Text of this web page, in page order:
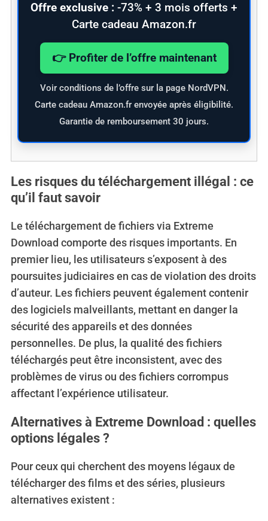
Offre exclusive : -73% + 3 mois offerts +
Carte cadeau Amazon.fr
👉 Profiter de l’offre maintenant
Voir conditions de l’offre sur la page NordVPN.
Carte cadeau Amazon.fr envoyée après éligibilité.
Garantie de remboursement 30 jours.
Les risques du téléchargement illégal : ce
qu’il faut savoir
Le téléchargement de fichiers via Extreme
Download comporte des risques importants. En
premier lieu, les utilisateurs s’exposent à des
poursuites judiciaires en cas de violation des droits
d’auteur. Les fichiers peuvent également contenir
des logiciels malveillants, mettant en danger la
sécurité des appareils et des données
personnelles. De plus, la qualité des fichiers
téléchargés peut être inconsistent, avec des
problèmes de virus ou des fichiers corrompus
affectant l’expérience utilisateur.
Alternatives à Extreme Download : quelles
options légales ?
Pour ceux qui cherchent des moyens légaux de
télécharger des films et des séries, plusieurs
alternatives existent :